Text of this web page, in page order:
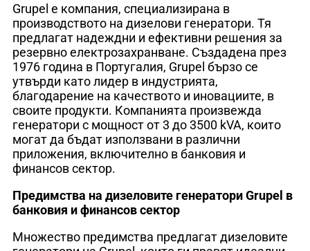
Grupel е компания, специализирана в
производството на дизелови генератори. Тя
предлагат надеждни и ефективни решения за
резервно електрозахранване. Създадена през
1976 година в Португалия, Grupel бързо се
утвърди като лидер в индустрията,
благодарение на качеството и иновациите, в
своите продукти. Компанията произвежда
генератори с мощност от 3 до 3500 kVA, които
могат да бъдат използвани в различни
приложения, включително в банковия и
финансов сектор.
Предимства на дизеловите генератори Grupel в
банковия и финансов сектор
Множество предимства предлагат дизеловите